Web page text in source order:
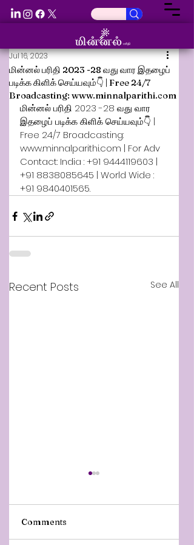
மின்னல் பரிதி 2023 -28 வது வார இதழைப்
படிக்க கிளிக் செய்யவும்👇 | Free 24/7
Broadcasting: www.minnalparithi.com
Jul 16, 2023
மின்னல் பரிதி 2023 -28 வது வார
இதழைப் படிக்க கிளிக் செய்யவும்👇 |
Free 24/7 Broadcasting:
www.minnalparithi.com | For Adv
Contact: India : +91 9444119603 |
+91 8838085645 | World Wide :
+91 9840401565.
Recent Posts See All
Comments